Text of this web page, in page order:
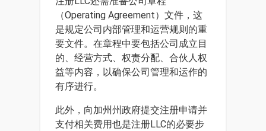
（Operating Agreement）文件，这
是规定公司内部管理和运营规则的重
要文件。在章程中要包括公司成立目
的、经营方式、权责分配、合伙人权
益等内容，以确保公司管理和运作的
有序进行。
此外，向加州州政府提交注册申请并
支付相关费用也是注册LLC的必要步